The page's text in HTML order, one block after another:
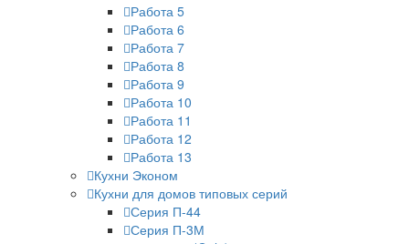
Работа 5
Работа 6
Работа 7
Работа 8
Работа 9
Работа 10
Работа 11
Работа 12
Работа 13
Кухни Эконом
Кухни для домов типовых серий
Серия П-44
Серия П-3М